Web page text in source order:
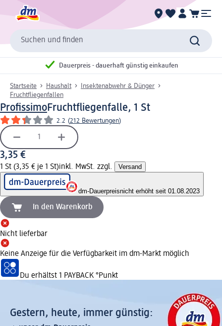
Suchen und finden
Dauerpreis - dauerhaft günstig einkaufen
Startseite Haushalt
Insektenabwehr & Dünger
Fruchtfliegenfallen
ProfissimoFruchtfliegenfalle, 1 St
2.2 (212 Bewertungen)
3,35 €
1 St (3,35 € je 1 St)inkl. MwSt. zzgl. Versand
dm-Dauerpreisnicht erhöht seit 01.08.2023
In den Warenkorb
Nicht lieferbar
Keine Anzeige für die Verfügbarkeit im dm-Markt möglich
Du erhältst 1 PAYBACK °Punkt
Gestern, heute, immer günstig: